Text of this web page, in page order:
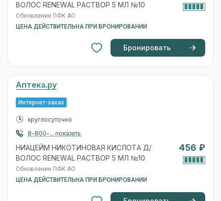
ВОЛОС RENEWAL РАСТВОР 5 МЛ №10
Обновление ПФК АО
ЦЕНА ДЕЙСТВИТЕЛЬНА ПРИ БРОНИРОВАНИИ
Бронировать
Аптека.ру
Интернет-заказ
круглосуточно
8-800-... показать
НИАЦЕЙМ НИКОТИНОВАЯ КИСЛОТА Д/
ВОЛОС RENEWAL РАСТВОР 5 МЛ №10
Обновление ПФК АО
ЦЕНА ДЕЙСТВИТЕЛЬНА ПРИ БРОНИРОВАНИИ
456 ₽